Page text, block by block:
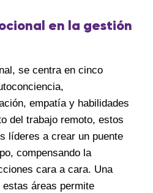
en la gestión
se centra en cinco
empatía y habilidades
del trabajo remoto, estos
líderes a crear un puente
compensando la
cara a cara. Una
áreas permite